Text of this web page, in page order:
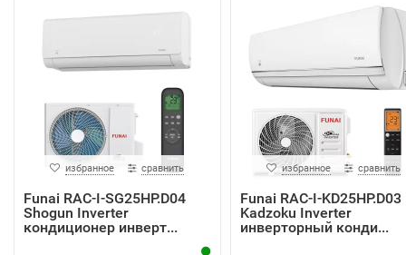
избранное сравнить
Funai RAC-I-SG25HP.D04
Shogun Inverter
кондиционер инверт...
избранное сравнить
Funai RAC-I-KD25HP.D03
Kadzoku Inverter
инверторный конди...